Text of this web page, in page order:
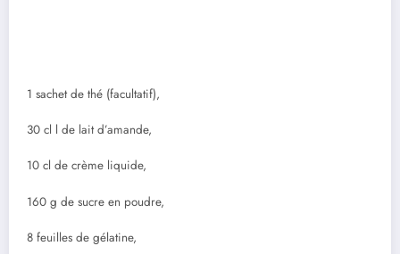
1 sachet de thé (facultatif),
30 cl l de lait d’amande,
10 cl de crème liquide,
160 g de sucre en poudre,
8 feuilles de gélatine,